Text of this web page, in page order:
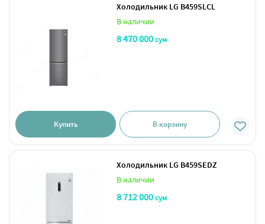
Холодильник LG B459SLCL
В наличии
8 470 000сум
Купить В корзину
Холодильник LG B459SEDZ
В наличии
8 712 000сум